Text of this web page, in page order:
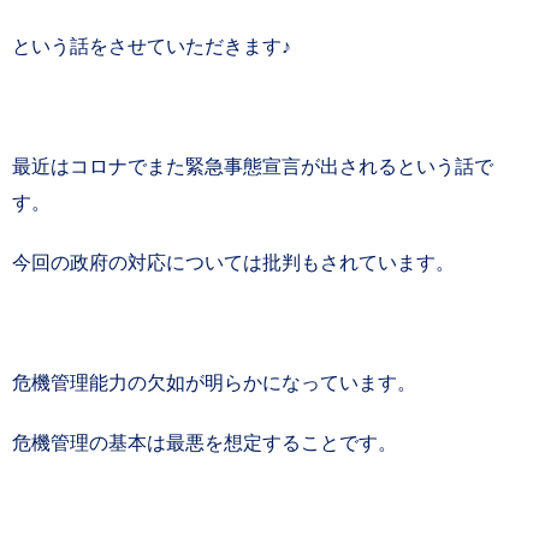
という話をさせていただきます♪
最近はコロナでまた緊急事態宣言が出されるという話で
す。
今回の政府の対応については批判もされています。
危機管理能力の欠如が明らかになっています。
危機管理の基本は最悪を想定することです。